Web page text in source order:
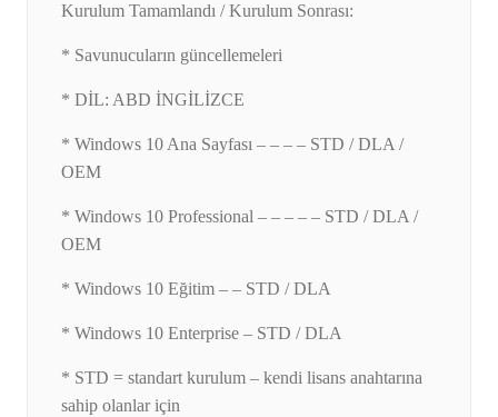
Kurulum Tamamlandı / Kurulum Sonrası:
* Savunucuların güncellemeleri
* DİL: ABD İNGİLİZCE
* Windows 10 Ana Sayfası – – – – STD / DLA /
OEM
* Windows 10 Professional – – – – – STD / DLA /
OEM
* Windows 10 Eğitim – – STD / DLA
* Windows 10 Enterprise – STD / DLA
* STD = standart kurulum – kendi lisans anahtarına
sahip olanlar için